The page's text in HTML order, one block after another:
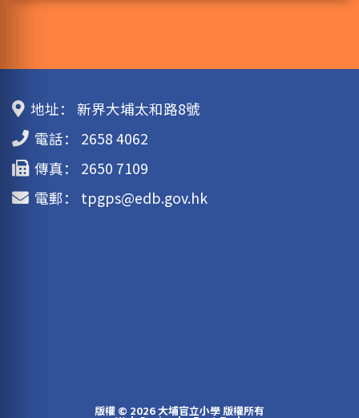
地址：
新界大埔太和路8號
電話：
2658 4062
傳真：
2650 7109
電郵：
tpgps@edb.gov.hk
版權 © 2026 大埔官立小學 版權所有